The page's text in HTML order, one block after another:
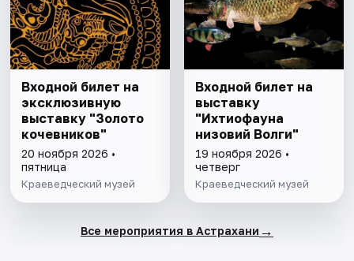
Входной билет на
эксклюзивную
выставку "Золото
кочевников"
20 ноября 2026 •
пятница
Краеведческий музей
Входной билет на
выставку
"Ихтиофауна
низовий Волги"
19 ноября 2026 •
четверг
Краеведческий музей
Все мероприятия в Астрахани →